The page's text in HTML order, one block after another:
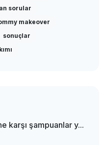
sorular
makeover
sonuçlar
karşı şampuanlar y...